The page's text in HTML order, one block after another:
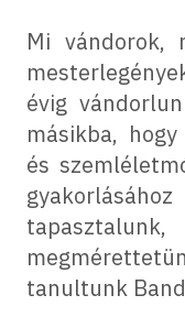
Mi
évig
másikba,
és
tanultunk